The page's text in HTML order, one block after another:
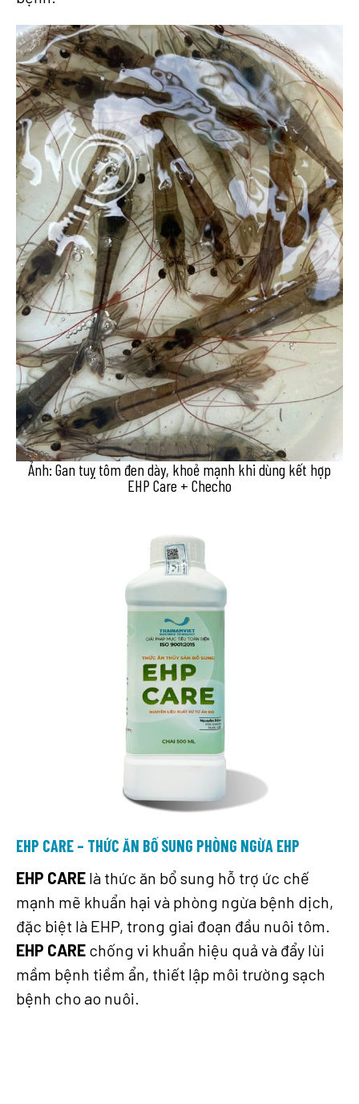
Ảnh: Gan tuỵ tôm đen dày, khoẻ mạnh khi dùng kết hợp
EHP Care + Checho
EHP CARE – THỨC ĂN BỔ SUNG PHÒNG NGỪA EHP
EHP CARE là thức ăn bổ sung hỗ trợ ức chế
mạnh mẽ khuẩn hại và phòng ngừa bệnh dịch,
đặc biệt là EHP, trong giai đoạn đầu nuôi tôm.
EHP CARE chống vi khuẩn hiệu quả và đẩy lùi
mầm bệnh tiềm ẩn, thiết lập môi trường sạch
bệnh cho ao nuôi.